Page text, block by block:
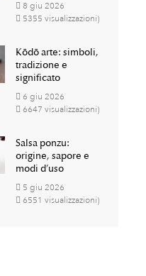
8 giu 2026
5355 visualizzazioni)
Kōdō arte: simboli,
tradizione e
significato
6 giu 2026
6647 visualizzazioni)
Salsa ponzu:
origine, sapore e
modi d’uso
5 giu 2026
6551 visualizzazioni)